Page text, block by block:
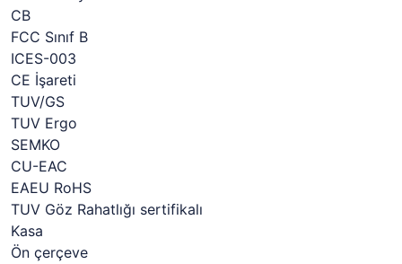
CB
FCC Sınıf B
ICES-003
CE İşareti
TUV/GS
TUV Ergo
SEMKO
CU-EAC
EAEU RoHS
TUV Göz Rahatlığı sertifikalı
Kasa
Ön çerçeve